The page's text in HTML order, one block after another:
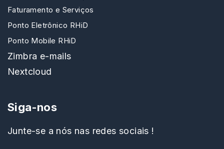
Faturamento e Serviços
Ponto Eletrônico RHiD
Ponto Mobile RHiD
Zimbra e-mails
Nextcloud
Siga-nos
Junte-se a nós nas redes sociais !